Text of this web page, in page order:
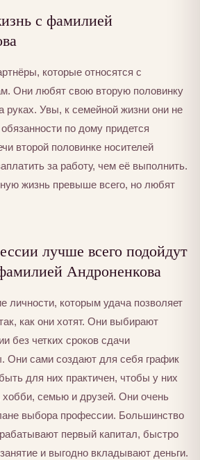
с фамилией
которые относятся с
Они любят свою вторую половинку
руках. Увы, к семейной жизни они не
по дому придется
второй половинке носителей
за работу, чем её выполнить.
жизнь превыше всего, но любят
лучше всего подойдут
Андроненкова
личности, которым удача позволяет
как они хотят. Они выбирают
без четких сроков сдачи
Они сами создают для себя график
для них практичен, чтобы у них
семью и друзей. Они очень
выбора профессии. Большинство
первый капитал, быстро
и выгодно вкладывают деньги.